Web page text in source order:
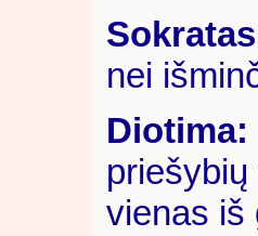
nei
Diotima:
vienas iš